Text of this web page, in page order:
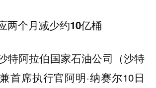
两个月减少约10亿桶
特阿拉伯国家石油公司（沙特
首席执行官阿明·纳赛尔10日